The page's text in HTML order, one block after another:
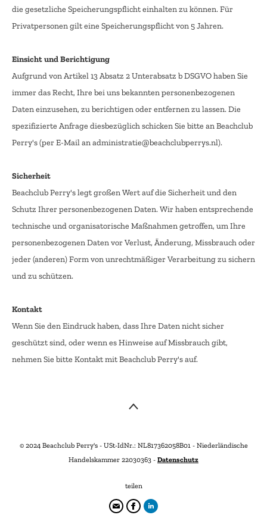
die gesetzliche Speicherungspflicht einhalten zu können. Für
Privatpersonen gilt eine Speicherungspflicht von 5 Jahren.
Einsicht und Berichtigung
Aufgrund von Artikel 13 Absatz 2 Unterabsatz b DSGVO haben Sie
immer das Recht, Ihre bei uns bekannten personenbezogenen
Daten einzusehen, zu berichtigen oder entfernen zu lassen. Die
spezifizierte Anfrage diesbezüglich schicken Sie bitte an Beachclub
Perry's (per E-Mail an administratie@beachclubperrys.nl).
Sicherheit
Beachclub Perry's legt großen Wert auf die Sicherheit und den
Schutz Ihrer personenbezogenen Daten. Wir haben entsprechende
technische und organisatorische Maßnahmen getroffen, um Ihre
personenbezogenen Daten vor Verlust, Änderung, Missbrauch oder
jeder (anderen) Form von unrechtmäßiger Verarbeitung zu sichern
und zu schützen.
Kontakt
Wenn Sie den Eindruck haben, dass Ihre Daten nicht sicher
geschützt sind, oder wenn es Hinweise auf Missbrauch gibt,
nehmen Sie bitte Kontakt mit Beachclub Perry's auf.
© 2024 Beachclub Perry's - USt-IdNr.: NL817362058B01 - Niederländische
Handelskammer 22030363 - Datenschutz
teilen